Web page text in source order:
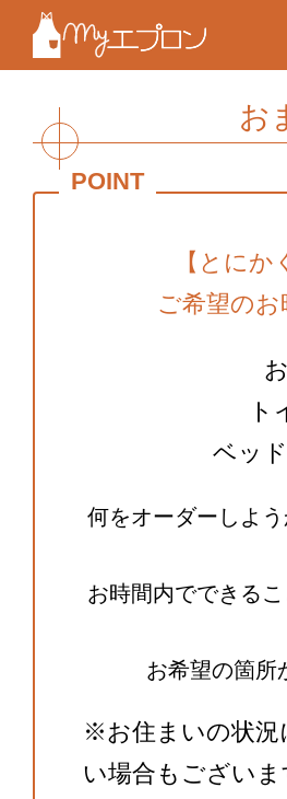
お
【とに
ご希望の
ト
ベッ
何をオーダーしよ
お時間内でできる
お希望の箇所
※お住まいの状況
い場合もござい